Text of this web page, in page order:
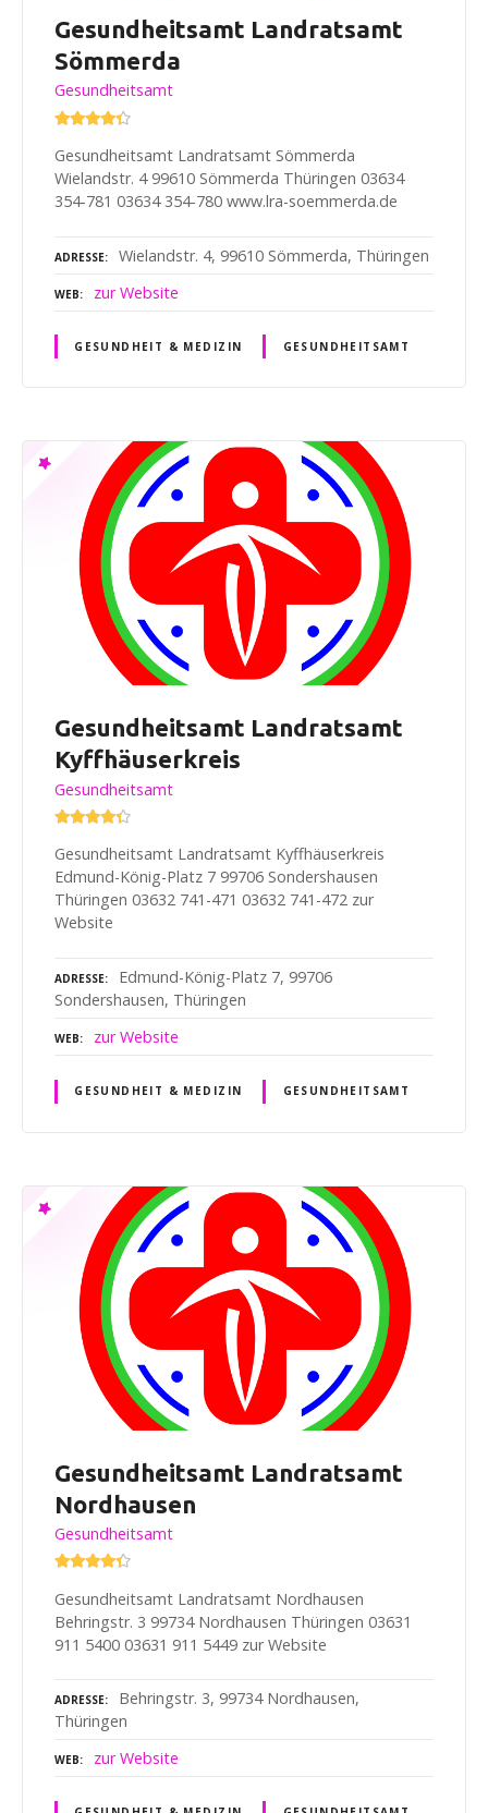
Gesundheitsamt Landratsamt
Sömmerda
Gesundheitsamt
Gesundheitsamt Landratsamt Sömmerda
Wielandstr. 4 99610 Sömmerda Thüringen 03634
354-781 03634 354-780 www.lra-soemmerda.de
ADRESSE Wielandstr. 4, 99610 Sömmerda, Thüringen
WEB zur Website
GESUNDHEIT & MEDIZIN GESUNDHEITSAMT
Gesundheitsamt Landratsamt
Kyffhäuserkreis
Gesundheitsamt
Gesundheitsamt Landratsamt Kyffhäuserkreis
Edmund-König-Platz 7 99706 Sondershausen
Thüringen 03632 741-471 03632 741-472 zur
Website
ADRESSE
Edmund-König-Platz 7, 99706
Sondershausen, Thüringen
WEB zur Website
GESUNDHEIT & MEDIZIN GESUNDHEITSAMT
Gesundheitsamt Landratsamt
Nordhausen
Gesundheitsamt
Gesundheitsamt Landratsamt Nordhausen
Behringstr. 3 99734 Nordhausen Thüringen 03631
911 5400 03631 911 5449 zur Website
ADRESSE
Behringstr. 3, 99734 Nordhausen,
Thüringen
WEB zur Website